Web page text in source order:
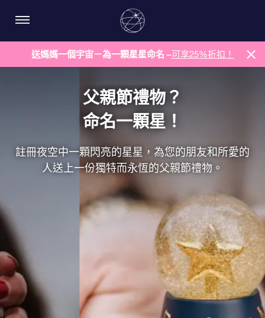
送媽媽一個宇宙－為一顆星星命名 –可享25%折扣！
父親節禮物？
命名一顆星！
註冊夜空中一顆閃亮的星星，為您的朋友和所愛的
人送上一份獨特而永恆的父親節禮物。